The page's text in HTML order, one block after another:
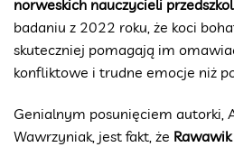
norweskich nauczycieli
badaniu z 2022 roku, że koci
skuteczniej pomagają im
konfliktowe i trudne emocje niż
Genialnym posunięciem autorki,
Wawrzyniak, jest fakt, że